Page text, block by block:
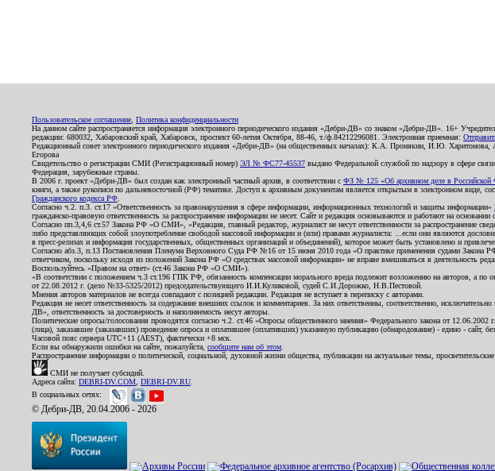
Пользовательское соглашение Политика конфиденциальности
На данном сайте распространяется информация электронного периодического издания «Дебри-ДВ» со знаком «Дебри-ДВ». 16+
редакции: 680032, Хабаровский край, Хабаровск, проспект 60-летия Октября, 88-46, т./ф.84212296081. Электронная приемная:
Редакционный совет электронного периодического издания «Дебри-ДВ» (на общественных началах): К.А. Пронякин, И.Ю.
Егорова
Свидетельство о регистрации СМИ (Регистрационный номер) ЭЛ № ФС77-45537 выдано Федеральной службой по надзору в сфере
Федерация, зарубежные страны.
В 2006 г. проект «Дебри-ДВ» был создан как электронный частный архив, в соответствии с ФЗ № 125 «Об архивном деле в Российской
книги, а также рукописи по дальневосточной (РФ) тематике. Доступ к архивным документам является открытым в электронном виде,
Гражданского кодекса РФ
Согласно ч.2. п.3. ст.17 «Ответственность за правонарушения в сфере информации, информационных технологий и защиты информации»
гражданско-правовую ответственность за распространение информации не несет. Сайт и редакция основываются и работают на
Согласно пп.3,4,6 ст.57 Закона РФ «О СМИ», «Редакция, главный редактор, журналист не несут ответственности за распространение
либо представляющих собой злоупотребление свободой массовой информации и (или) правами журналиста: ...если они являются
в пресс-релизах и информация государственных, общественных организаций и объединений), которое может быть установлено и
Согласно абз.3, п.13 Постановления Пленума Верховного Суда РФ №16 от 15 июня 2010 года «О практике применения судами Закона
ответчиком, поскольку исходя из положений Закона РФ «О средствах массовой информации» не вправе вмешиваться в деятельность
Воспользуйтесь «Правом на ответ» (ст.46 Закона РФ «О СМИ»).
«В соответствии с положением ч.3 ст.196 ГПК РФ, обязанность компенсации морального вреда подлежит возложению на авторов, а по
от 22.08.2012 г. (дело №33-5325/2012) председательствующего И.И.Куликовой, судей С.И.Дорожко, Н.В.Пестовой.
Мнения авторов материалов не всегда совпадают с позицией редакции. Редакция не вступает в переписку с авторами.
Редакция не несет ответственность за содержание внешних ссылок и комментариев. За них ответственны, соответственно,
ДВ», ответственность за достоверность и наполняемость несут авторы.
Политические опросы/голосования проводятся согласно ч.2. ст.46 «Опросы общественного мнения» Федерального закона от
(лица), заказавшее (заказавших) проведение опроса и оплатившее (оплативших) указанную публикацию (обнародование) - едино - сайт,
Часовой пояс сервера UTC+11 (AEST), фактически +8 мск.
Если вы обнаружили ошибки на сайте, пожалуйста, сообщите нам об этом
Распространение информации о политической, социальной, духовной жизни общества, публикации на актуальные темы,
СМИ не получает субсидий.
Адреса сайта: DEBRI-DV.COM DEBRI-DV.RU
В социальных сетях:
© Дебри-ДВ, 20.04.2006 - 2026